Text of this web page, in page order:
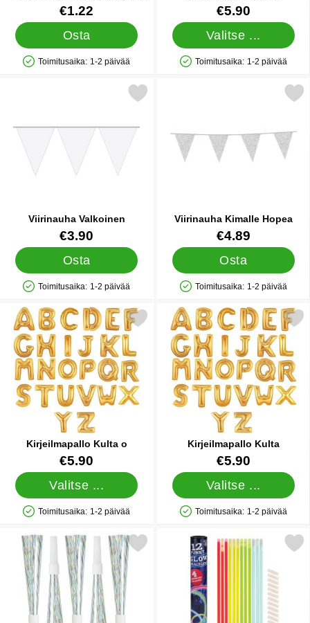
Lapsille
Tuote.nro 85128
€1.22
Osta
Saatavuus: Varastossa
Toimitusaika: 1-2 päivää
Tuote.nro 10077
€5.90
Valitse ...
Saatavuus: Varastossa
Toimitusaika: 1-2 päivää
Viirinauha Valkoinen
Tuote.nro 9983€3.90
Osta
Saatavuus: Varastossa
Toimitusaika: 1-2 päivää
Merkitse viirinauha Valkoinen suosikiksi
Viirinauha Kimalle Hopea
Tuote.nro 31510
€4.89
Osta
Saatavuus: Varastossa
Toimitusaika: 1-2 päivää
Merkitse viirinauha
Kirjeilmapallo Kulta o
Tuote.nro 10080
€5.90
Valitse ...
Saatavuus: Varastossa
Toimitusaika: 1-2 päivää
Merkitse kirjeilmapallo Kulta o suosikiksi
Kirjeilmapallo Kulta
Tuote.nro 10066
€5.90
Valitse ...
Saatavuus: Varastossa
Toimitusaika: 1-2 päivää
Merkitse
Merkitse säihkyvät Torvet Hopea suosikiksi
Merkitse glowstick-